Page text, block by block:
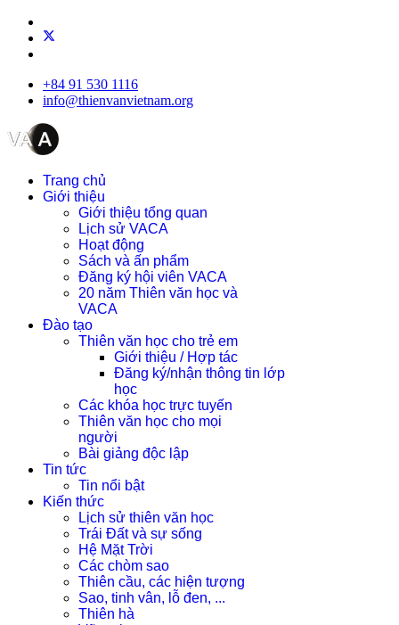
+84 91 530 1116
info@thienvanvietnam.org
Trang chủ
Giới thiệu
Giới thiệu tổng quan
Lịch sử VACA
Hoạt động
Sách và ấn phẩm
Đăng ký hội viên VACA
20 năm Thiên văn học và
VACA
Đào tạo
Thiên văn học cho trẻ em
Giới thiệu / Hợp tác
Đăng ký/nhận thông tin lớp
học
Các khóa học trực tuyến
Thiên văn học cho mọi
người
Bài giảng độc lập
Tin tức
Tin nổi bật
Kiến thức
Lịch sử thiên văn học
Trái Đất và sự sống
Hệ Mặt Trời
Các chòm sao
Thiên cầu, các hiện tượng
Sao, tinh vân, lỗ đen, ...
Thiên hà